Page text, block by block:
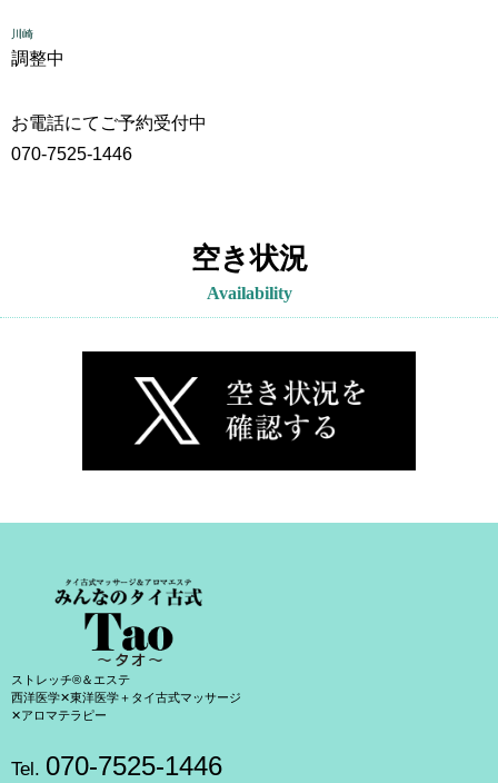
川崎
調整中
お電話にてご予約受付中
070-7525-1446
空き状況
Availability
ストレッチ®＆エステ
西洋医学✕東洋医学＋タイ古式マッサージ
✕アロマテラピー
Tel. 070-7525-1446